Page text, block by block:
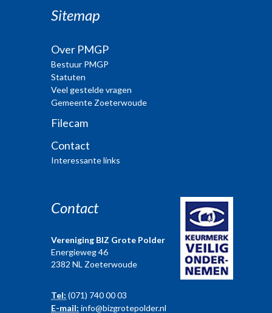
Sitemap
Over PMGP
Bestuur PMGP
Statuten
Veel gestelde vragen
Gemeente Zoeterwoude
Filecam
Contact
Interessante links
Contact
Vereniging BIZ Grote Polder
Energieweg 46
2382 NL Zoeterwoude
Tel: (071) 740 00 03
E-mail: info@bizgrotepolder.nl